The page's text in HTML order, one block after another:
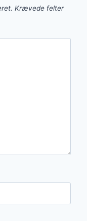
Krævede felter